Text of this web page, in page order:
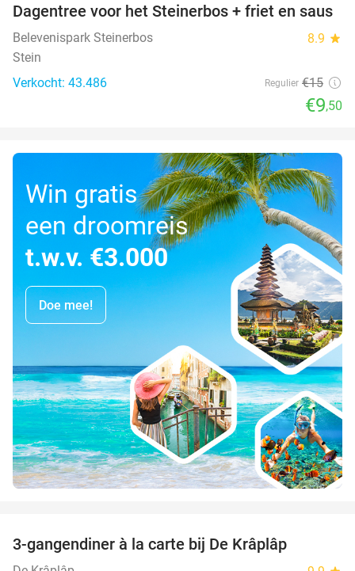
37%
Dagentree voor het Steinerbos + friet en saus
Belevenispark Steinerbos 8.9 star
Stein
Verkocht: 43.486
Regulier €15
€9,50
Win gratis
een droomreis
t.w.v. €3.000
Doe mee!
3-gangendiner à la carte bij De Krâplâp